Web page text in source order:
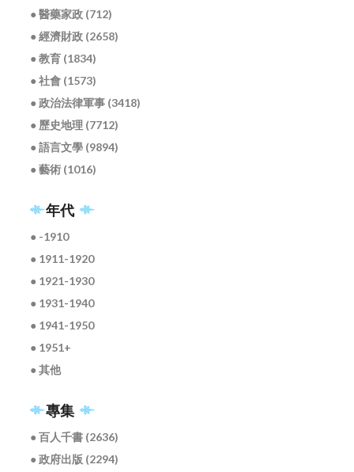
● 醫藥家政 (712)
● 經濟財政 (2658)
● 教育 (1834)
● 社會 (1573)
● 政治法律軍事 (3418)
● 歷史地理 (7712)
● 語言文學 (9894)
● 藝術 (1016)
年代
● -1910
● 1911-1920
● 1921-1930
● 1931-1940
● 1941-1950
● 1951+
● 其他
專集
● 百人千書 (2636)
● 政府出版 (2294)